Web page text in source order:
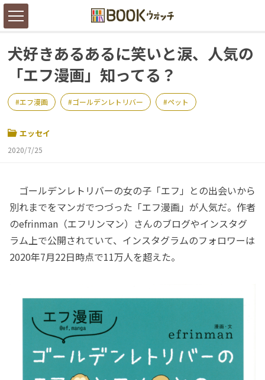
犬好きあるあるに笑いと涙、人気の
「エフ漫画」知ってる？
エフ漫画 ゴールデンレトリバー ペット
エッセイ
2020/7/25
ゴールデンレトリバーの女の子「エフ」との出会いから
別れまでをマンガでつづった「エフ漫画」が人気だ。作者
のefrinman（エフリンマン）さんのブログやインスタグ
ラム上で公開されていて、インスタグラムのフォロワーは
2020年7月22日時点で11万人を超えた。